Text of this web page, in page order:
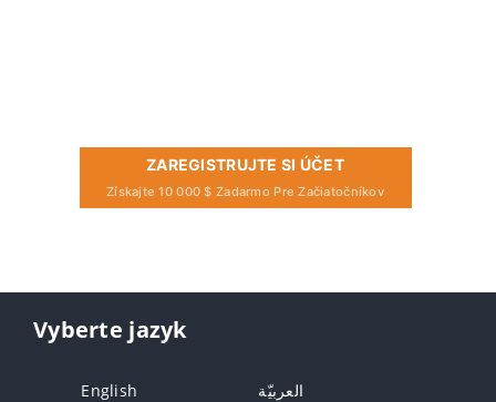
ZAREGISTRUJTE SI ÚČET
Získajte 10 000 $ Zadarmo Pre Začiatočníkov
Vyberte jazyk
English العربيّة